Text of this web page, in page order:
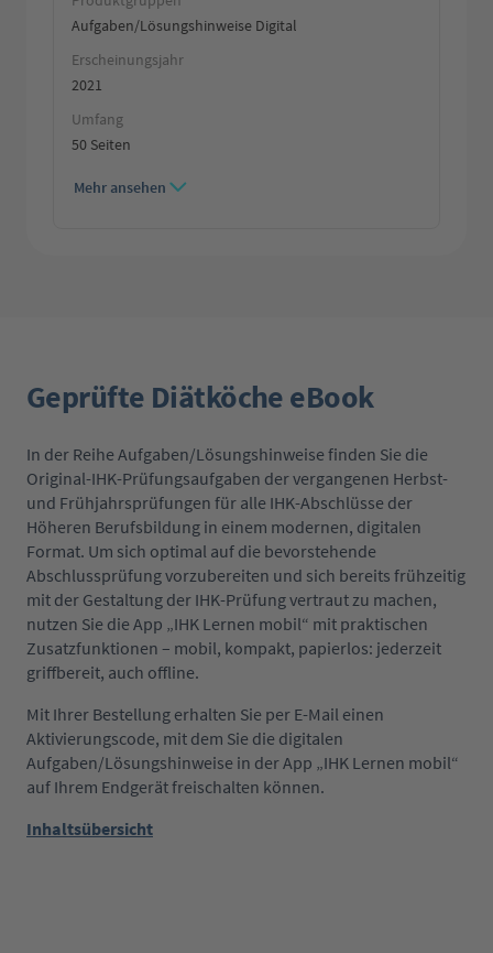
Aufgaben/Lösungshinweise Digital
Erscheinungsjahr
2021
Umfang
50 Seiten
Mehr ansehen
Geprüfte Diätköche eBook
In der Reihe Aufgaben/Lösungshinweise finden Sie die
Original-IHK-Prüfungsaufgaben der vergangenen Herbst-
und Frühjahrsprüfungen für alle IHK-Abschlüsse der
Höheren Berufsbildung in einem modernen, digitalen
Format. Um sich optimal auf die bevorstehende
Abschlussprüfung vorzubereiten und sich bereits frühzeitig
mit der Gestaltung der IHK-Prüfung vertraut zu machen,
nutzen Sie die App „IHK Lernen mobil“ mit praktischen
Zusatzfunktionen – mobil, kompakt, papierlos: jederzeit
griffbereit, auch offline.
Mit Ihrer Bestellung erhalten Sie per E-Mail einen
Aktivierungscode, mit dem Sie die digitalen
Aufgaben/Lösungshinweise in der App „IHK Lernen mobil“
auf Ihrem Endgerät freischalten können.
Inhaltsübersicht